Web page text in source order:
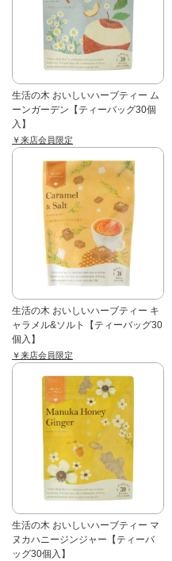
生活の木 おいしいハーブティー ム
ーンガーデン【ティーバッグ30個
入】
￥来店会員限定
生活の木 おいしいハーブティー キ
ャラメル&ソルト【ティーバッグ30
個入】
￥来店会員限定
生活の木 おいしいハーブティー マ
ヌカハニージンジャー【ティーバ
ッグ30個入】